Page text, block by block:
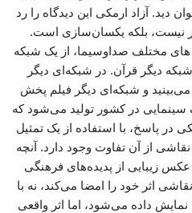
آزاد ارمکی این دیدگاه را رد
نیست، بلکه یکسان‌سازی است.
مختلف صداوسیما، از یک شبکه
دیگر قرآن. در شبکه‌ای دیگر
و شبکه‌ای دیگر فیلم پخش
در کشور تولید می‌شود که
در پاسخ، با استفاده از یک تمثیل
از آن تفاوت وجود دارد. آنچه
زیبایی از پدیده‌های فرهنگی
اثر خود را امضا می‌کند، نه با
داده می‌شود، اما اثر واقعی